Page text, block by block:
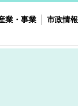
業・事業 市政情報